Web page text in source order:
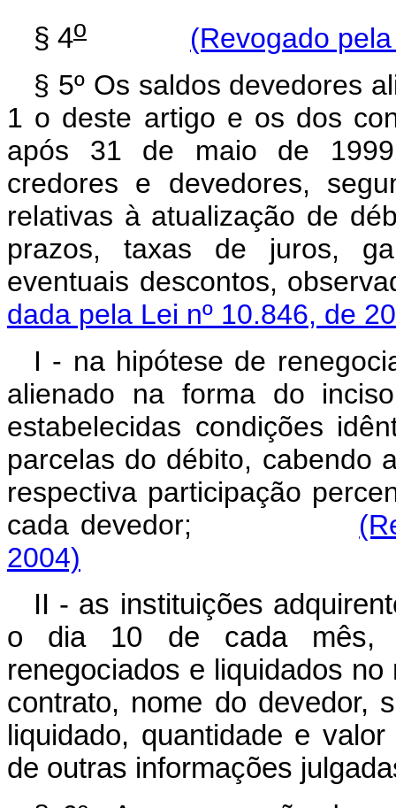
§ 4o
(Revogado
§ 5º Os saldos devedores
1 o deste artigo e os dos
após 31 de maio de
credores e devedores,
relativas à atualização de
prazos, taxas de juros,
eventuais descontos,
dada pela Lei nº 10.846, de
I - na hipótese de
alienado na forma do
estabelecidas condições
parcelas do débito, cabendo
respectiva participação
cada devedor;
2004)
II - as instituições
o dia 10 de cada mês,
renegociados e liquidados
contrato, nome do devedor,
liquidado, quantidade e
de outras informações